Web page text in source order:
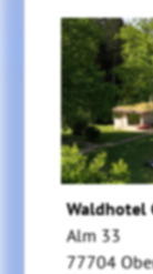
Waldhotel
Alm 33
77704